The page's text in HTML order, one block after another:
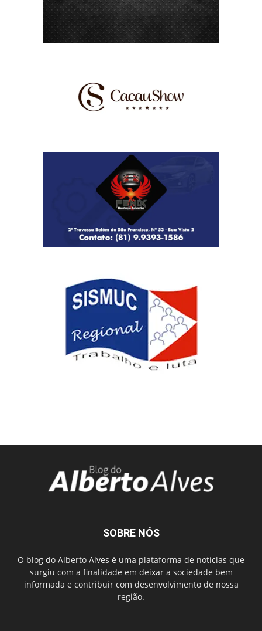
SOBRE NÓS
O blog do Alberto Alves é uma plataforma de notícias que
surgiu com a finalidade em deixar a sociedade bem
informada e contribuir com desenvolvimento de nossa
região.